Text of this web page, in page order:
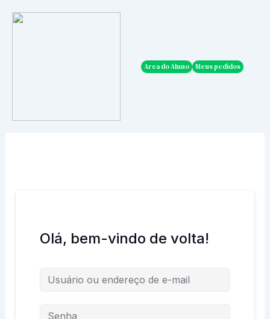
para
Area do Aluno Meus pedidos
Olá, bem-vindo de volta!